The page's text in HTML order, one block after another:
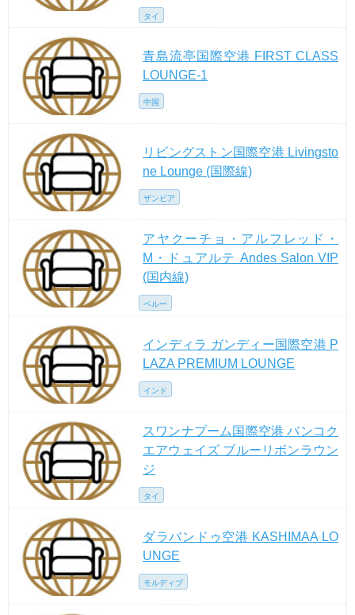
タイ
青島流亭国際空港 FIRST CLASS
LOUNGE-1
中国
リビングストン国際空港 Livingsto
ne Lounge (国際線)
ザンビア
アヤクーチョ・アルフレッド・
M・ドュアルテ Andes Salon VIP
(国内線)
ペルー
インディラ ガンディー国際空港 P
LAZA PREMIUM LOUNGE
インド
スワンナプーム国際空港 バンコク
エアウェイズ ブルーリボンラウン
ジ
タイ
ダラバンドゥ空港 KASHIMAA LO
UNGE
モルディブ